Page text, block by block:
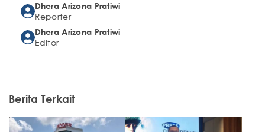
Dhera Arizona Pratiwi
Reporter
Dhera Arizona Pratiwi
Editor
Berita Terkait